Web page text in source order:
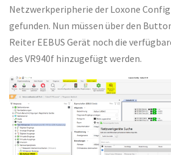
Netzwerkperipherie der Loxone
gefunden. Nun müssen über den
Reiter EEBUS Gerät noch die
des VR940f hinzugefügt werden.